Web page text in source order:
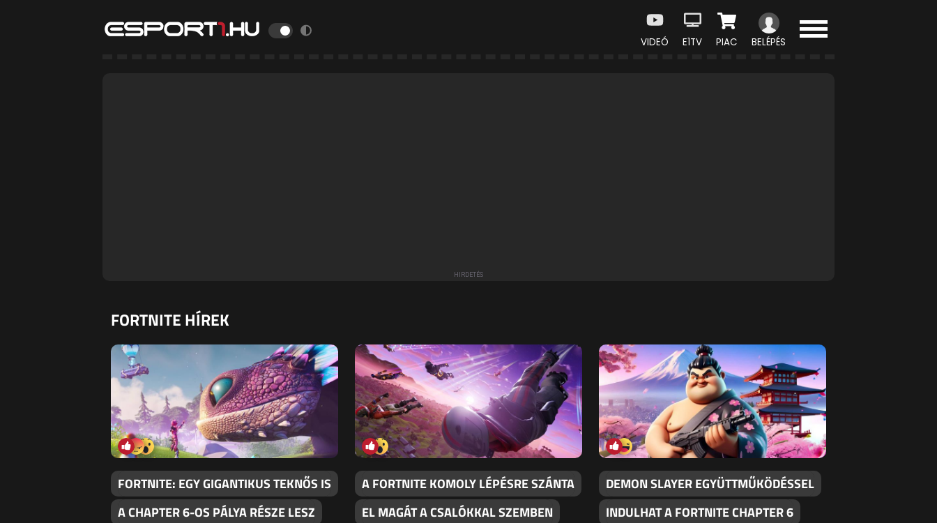
VIDEÓ E1TV PIAC BELÉPÉS
FORTNITE HÍREK
FORTNITE: EGY GIGANTIKUS TEKNŐS IS
A CHAPTER 6-OS PÁLYA RÉSZE LESZ
A FORTNITE KOMOLY LÉPÉSRE SZÁNTA
EL MAGÁT A CSALÓKKAL SZEMBEN
DEMON SLAYER EGYÜTTMŰKÖDÉSSEL
INDULHAT A FORTNITE CHAPTER 6